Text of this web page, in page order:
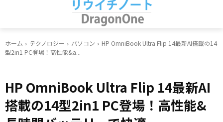
ホーム テクノロジー パソコン
HP OmniBook Ultra Flip 14最新AI搭載の14
型2in1 PC登場！高性能&a...
HP OmniBook Ultra Flip 14最新AI
搭載の14型2in1 PC登場！高性能&